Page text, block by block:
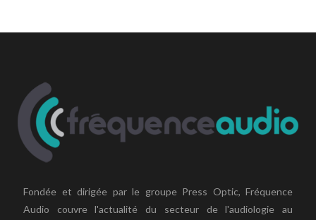
Fondée et dirigée par le groupe Press Optic, Fréquence
Audio couvre l'actualité du secteur de l'audiologie au